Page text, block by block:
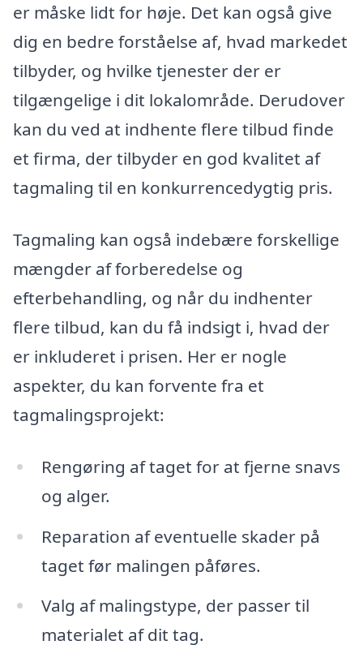
er måske lidt for høje. Det kan også give
dig en bedre forståelse af, hvad markedet
tilbyder, og hvilke tjenester der er
tilgængelige i dit lokalområde. Derudover
kan du ved at indhente flere tilbud finde
et firma, der tilbyder en god kvalitet af
tagmaling til en konkurrencedygtig pris.
Tagmaling kan også indebære forskellige
mængder af forberedelse og
efterbehandling, og når du indhenter
flere tilbud, kan du få indsigt i, hvad der
er inkluderet i prisen. Her er nogle
aspekter, du kan forvente fra et
tagmalingsprojekt:
Rengøring af taget for at fjerne snavs
og alger.
Reparation af eventuelle skader på
taget før malingen påføres.
Valg af malingstype, der passer til
materialet af dit tag.